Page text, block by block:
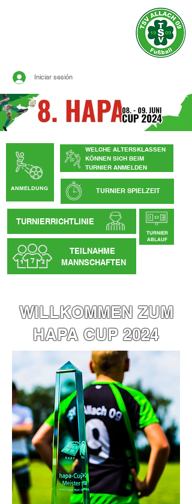
Iniciar sesión
ANMELDUNG
WELCHE ALTERSKLASSEN
KÖNNEN SICH BEIM
TURNIER ANMELDEN
TURNIER SPIELZEIT
TURNIERRICHTLINIE
TEILNAHME
MANNSCHAFTEN
TURNIER
ABLAUF
WILLKOMMEN ZUM
HAPA CUP 2024